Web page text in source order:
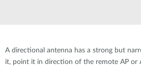
A directional antenna has a strong but
it, point it in direction of the remote AP or